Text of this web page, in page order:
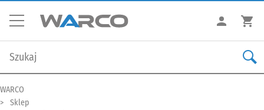
WARCO
Sklep